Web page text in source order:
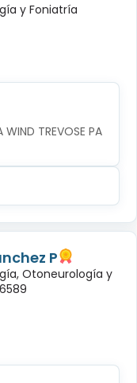
y Foniatría
WIND TREVOSE PA
P
Otoneurología y